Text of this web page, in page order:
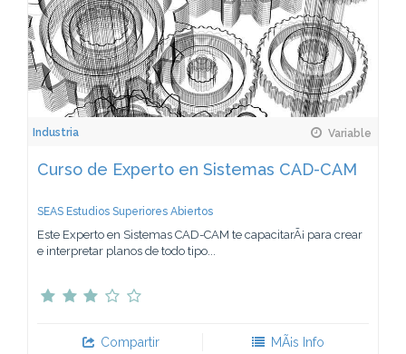
Industria Variable
Curso de Experto en Sistemas CAD-CAM
SEAS Estudios Superiores Abiertos
Este Experto en Sistemas CAD-CAM te capacitarÃ¡ para crear
e interpretar planos de todo tipo...
Compartir MÃ¡s Info